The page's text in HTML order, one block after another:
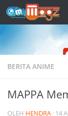
Skip to content
BERITA ANIME
MAPPA
OLEH HENDRA · 14